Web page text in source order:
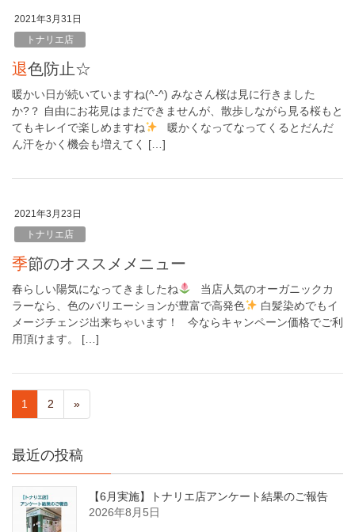
2021年3月31日
トナリエ店
退色防止☆
暖かい日が続いていますね(^-^) みなさん桜は見に行きました
か?？ 自由にお花見はまだできませんが、散歩しながら見る桜もと
てもキレイで楽しめますね
暖かくなってなってくるとだんだ
ん汗をかく機会も増えてく […]
2021年3月23日
トナリエ店
季節のオススメメニュー
春らしい陽気になってきましたね
当店人気のオーガニックカ
ラーなら、色のバリエーションが豊富で高発色
白髪染めでもイ
メージチェンジ出来ちゃいます！ 今ならキャンペーン価格でご利
用頂けます。 […]
1 2 »
最近の投稿
【6月実施】トナリエ店アンケート結果のご報告
2026年8月5日